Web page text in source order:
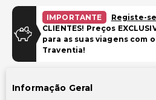
Estacionamento
Estacionamento (taxa extra)
Estacionamento no local
Instalações
IMPORTANTE Registe-se
CLIENTES! Preços
para as suas viagens com
Traventia!
Informação Geral